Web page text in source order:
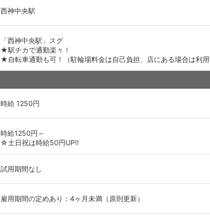
西神中央駅
「西神中央駅」スグ
★駅チカで通勤楽々！
★自転車通勤も可！（駐輪場料金は自己負担、店にある場合は利
時給 1250円
時給1250円～
☆土日祝は時給50円UP!!
試用期間なし
雇用期間の定めあり：4ヶ月未満（原則更新）